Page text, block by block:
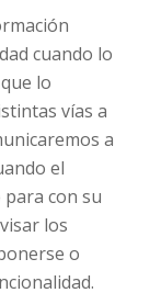
cuando lo
lo
vías a
a
el
con su
los
o